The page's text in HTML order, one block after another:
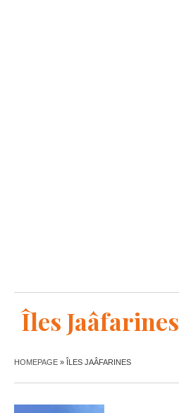
Îles Jaâfarines
HOMEPAGE » ÎLES JAÂFARINES